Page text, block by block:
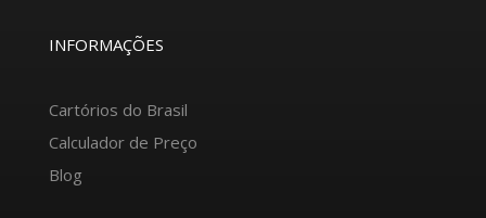
INFORMAÇÕES
Cartórios do Brasil
Calculador de Preço
Blog